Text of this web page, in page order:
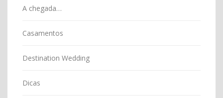
A chegada…
Casamentos
Destination Wedding
Dicas